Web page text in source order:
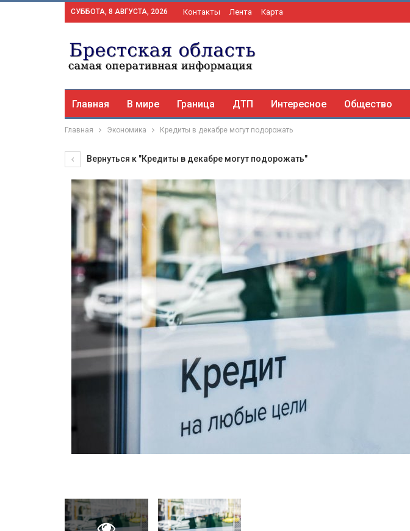
СУББОТА, 8 АВГУСТА, 2026 Контакты Лента Карта
Главная В мире Граница ДТП Интересное Общество
Главная Экономика Кредиты в декабре могут подорожать
Вернуться к "Кредиты в декабре могут подорожать"